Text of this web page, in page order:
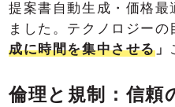
提案書自動生成・価格最
ました。テクノロジーの
成に時間を集中させる」
倫理と規制：信頼